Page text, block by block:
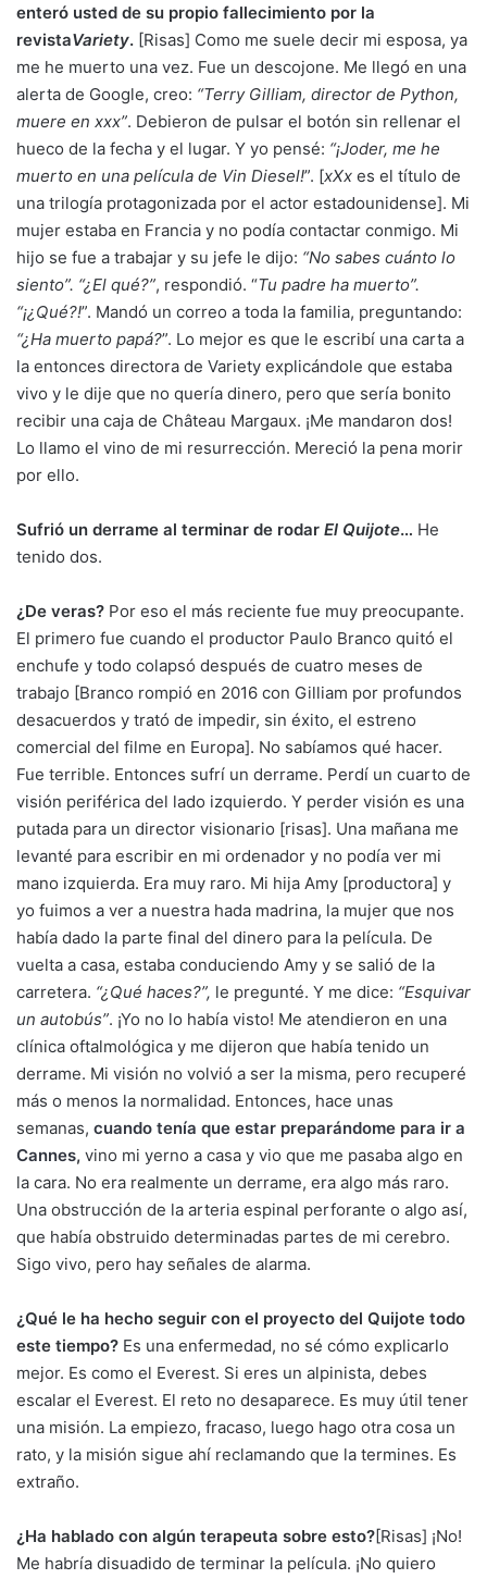
enteró usted de su propio fallecimiento por la
revistaVariety. [Risas] Como me suele decir mi esposa, ya
me he muerto una vez. Fue un descojone. Me llegó en una
alerta de Google, creo: “Terry Gilliam, director de Python,
muere en xxx”. Debieron de pulsar el botón sin rellenar el
hueco de la fecha y el lugar. Y yo pensé: “¡Joder, me he
muerto en una película de Vin Diesel!”. [xXx es el título de
una trilogía protagonizada por el actor estadounidense]. Mi
mujer estaba en Francia y no podía contactar conmigo. Mi
hijo se fue a trabajar y su jefe le dijo: “No sabes cuánto lo
siento”. “¿El qué?”, respondió. “Tu padre ha muerto”.
“¡¿Qué?!”. Mandó un correo a toda la familia, preguntando:
“¿Ha muerto papá?”. Lo mejor es que le escribí una carta a
la entonces directora de Variety explicándole que estaba
vivo y le dije que no quería dinero, pero que sería bonito
recibir una caja de Château Margaux. ¡Me mandaron dos!
Lo llamo el vino de mi resurrección. Mereció la pena morir
por ello.
Sufrió un derrame al terminar de rodar El Quijote… He
tenido dos.
¿De veras? Por eso el más reciente fue muy preocupante.
El primero fue cuando el productor Paulo Branco quitó el
enchufe y todo colapsó después de cuatro meses de
trabajo [Branco rompió en 2016 con Gilliam por profundos
desacuerdos y trató de impedir, sin éxito, el estreno
comercial del filme en Europa]. No sabíamos qué hacer.
Fue terrible. Entonces sufrí un derrame. Perdí un cuarto de
visión periférica del lado izquierdo. Y perder visión es una
putada para un director visionario [risas]. Una mañana me
levanté para escribir en mi ordenador y no podía ver mi
mano izquierda. Era muy raro. Mi hija Amy [productora] y
yo fuimos a ver a nuestra hada madrina, la mujer que nos
había dado la parte final del dinero para la película. De
vuelta a casa, estaba conduciendo Amy y se salió de la
carretera. “¿Qué haces?”, le pregunté. Y me dice: “Esquivar
un autobús”. ¡Yo no lo había visto! Me atendieron en una
clínica oftalmológica y me dijeron que había tenido un
derrame. Mi visión no volvió a ser la misma, pero recuperé
más o menos la normalidad. Entonces, hace unas
semanas, cuando tenía que estar preparándome para ir a
Cannes, vino mi yerno a casa y vio que me pasaba algo en
la cara. No era realmente un derrame, era algo más raro.
Una obstrucción de la arteria espinal perforante o algo así,
que había obstruido determinadas partes de mi cerebro.
Sigo vivo, pero hay señales de alarma.
¿Qué le ha hecho seguir con el proyecto del Quijote todo
este tiempo? Es una enfermedad, no sé cómo explicarlo
mejor. Es como el Everest. Si eres un alpinista, debes
escalar el Everest. El reto no desaparece. Es muy útil tener
una misión. La empiezo, fracaso, luego hago otra cosa un
rato, y la misión sigue ahí reclamando que la termines. Es
extraño.
¿Ha hablado con algún terapeuta sobre esto?[Risas] ¡No!
Me habría disuadido de terminar la película. ¡No quiero